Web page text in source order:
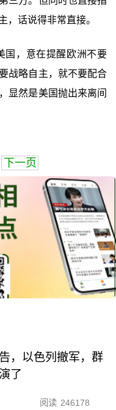
，话说得非常直接。
国，意在提醒欧洲不要
战略自主，就不要配合
显然是美国抛出来离间
下一页
，以色列撤军，群
了
阅读 246178